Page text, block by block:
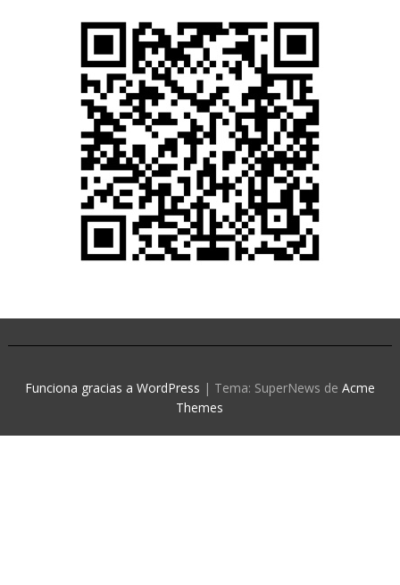
Funciona gracias a WordPress | Tema: SuperNews de Acme
Themes